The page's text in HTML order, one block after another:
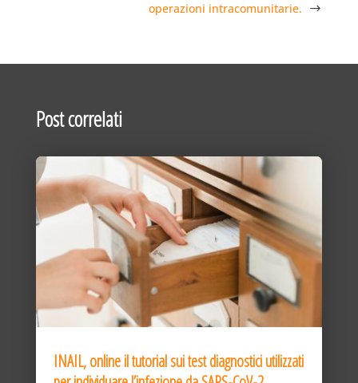
operazioni intracomunitarie.
Post correlati
INAIL, online il tutorial sui test diagnostici utilizzati